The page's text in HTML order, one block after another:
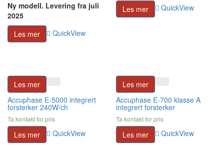
Ny modell. Levering fra juli
2025
Les mer
QuickView
Les mer QuickView
Les mer
Accuphase E-5000 integrert
forsterker 240W/ch
Ta kontakt for pris
Les mer QuickView
Les mer
Accuphase E-700 klasse A
integrert forsterker
Ta kontakt for pris
Les mer QuickView